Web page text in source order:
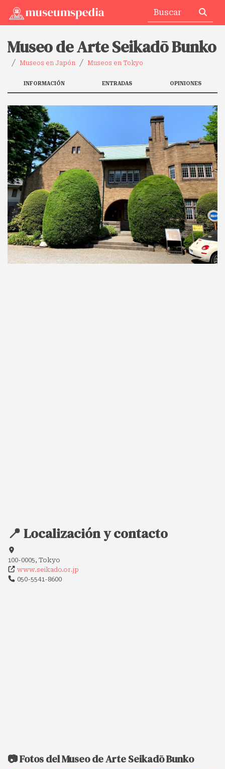
Museo de Arte Seikadō Bunko
Museos en Japón Museos en Tokyo
INFORMACIÓN ENTRADAS OPINIONES
📍 Localización y contacto
100-0005, Tokyo
www.seikado.or.jp
050-5541-8600
📷 Fotos del Museo de Arte Seikadō Bunko